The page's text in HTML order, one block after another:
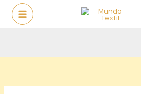
contenido